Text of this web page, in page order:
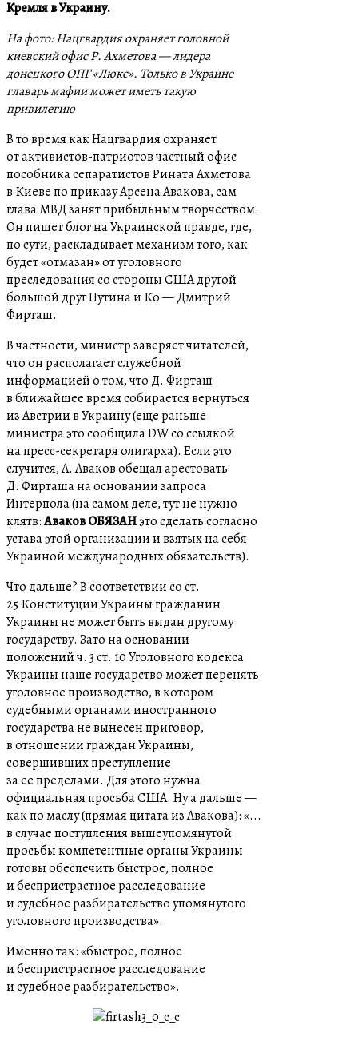
Кремля в Украину.
На фото: Нацгвардия охраняет головной
киевский офис Р. Ахметова — лидера
донецкого ОПГ «Люкс». Только в Украине
главарь мафии может иметь такую
привилегию
В то время как Нацгвардия охраняет
от активистов-патриотов частный офис
пособника сепаратистов Рината Ахметова
в Киеве по приказу Арсена Авакова, сам
глава МВД занят прибыльным творчеством.
Он пишетблогна Украинской правде, где,
по сути, раскладывает механизм того, как
будет «отмазан» от уголовного
преследования со стороны США другой
большой друг Путина и Ко — Дмитрий
Фирташ.
В частности, министр заверяет читателей,
что он располагает служебной
информацией о том, что Д. Фирташ
в ближайшее время собирается вернуться
из Австрии в Украину (еще раньше
министра это сообщила DW со ссылкой
на пресс-секретаря олигарха). Если это
случится, А. Аваков обещал арестовать
Д. Фирташа на основании запроса
Интерпола (на самом деле, тут не нужно
клятв:Аваков ОБЯЗАНэто сделать согласно
устава этой организации и взятых на себя
Украиной международных обязательств).
Что дальше? В соответствии со ст.
25 Конституции Украины гражданин
Украины не может быть выдан другому
государству. Зато на основании
положений ч. 3 ст. 10 Уголовного кодекса
Украины наше государство может перенять
уголовное производство, в котором
судебными органами иностранного
государства не вынесен приговор,
в отношении граждан Украины,
совершивших преступление
за ее пределами. Для этого нужна
официальная просьба США. Ну а дальше —
как по маслу (прямая цитата из Авакова): «...
в случае поступления вышеупомянутой
просьбы компетентные органы Украины
готовы обеспечить быстрое, полное
и беспристрастное расследование
и судебное разбирательство упомянутого
уголовного производства».
Именно так: «быстрое, полное
и беспристрастное расследование
и судебное разбирательство».